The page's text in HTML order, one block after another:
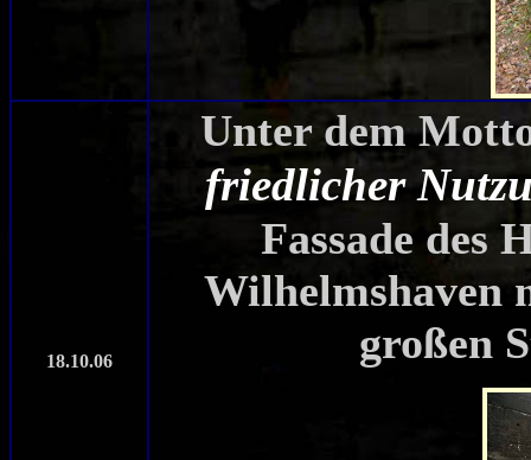
18.10.06
Unter dem
friedlicher
Fassade des
großen